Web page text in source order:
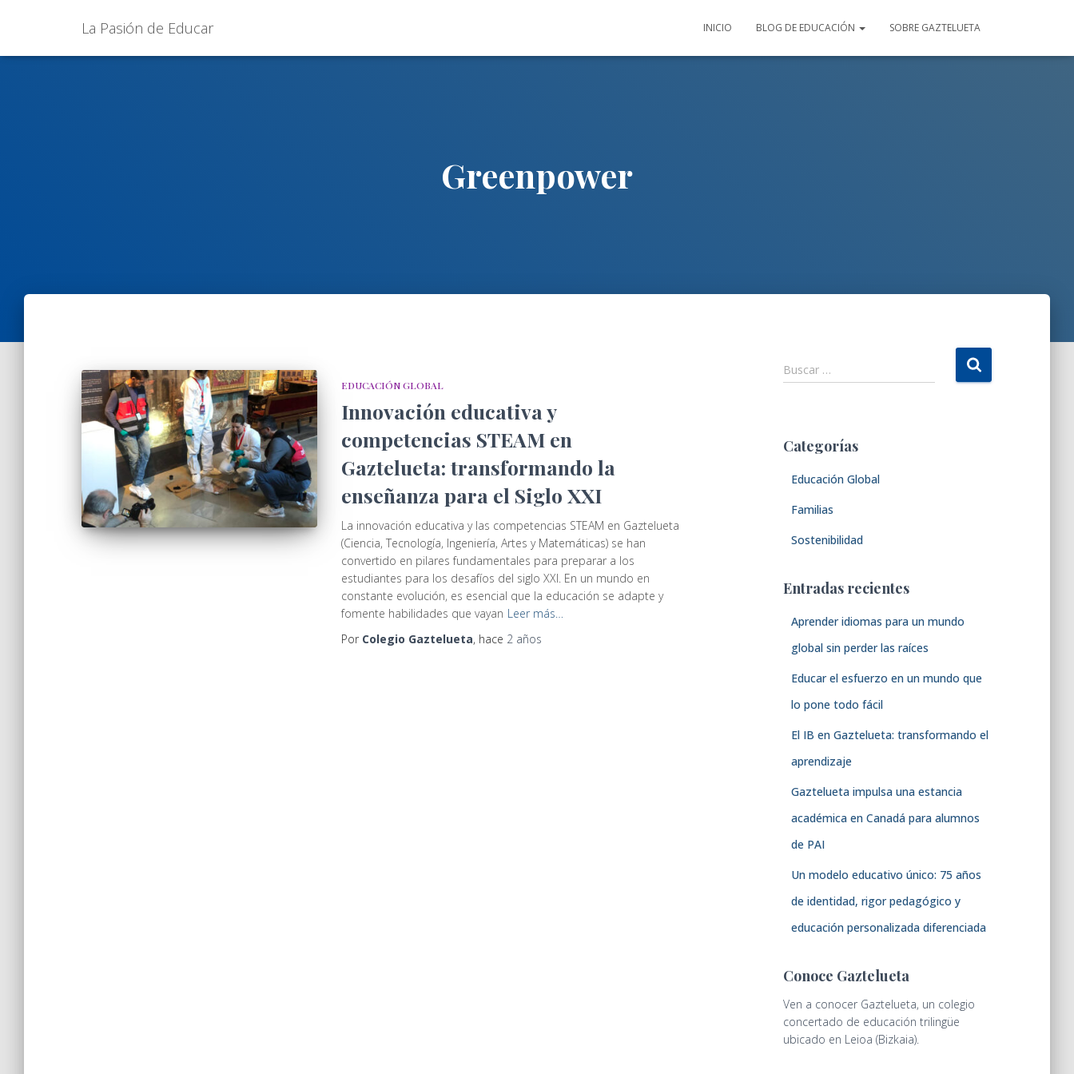
La Pasión de Educar INICIO BLOG DE EDUCACIÓN SOBRE GAZTELUETA
Greenpower
EDUCACIÓN GLOBAL
Innovación educativa y
competencias STEAM en
Gaztelueta: transformando la
enseñanza para el Siglo XXI
La innovación educativa y las competencias STEAM en Gaztelueta
(Ciencia, Tecnología, Ingeniería, Artes y Matemáticas) se han
convertido en pilares fundamentales para preparar a los
estudiantes para los desafíos del siglo XXI. En un mundo en
constante evolución, es esencial que la educación se adapte y
fomente habilidades que vayan Leer más…
Por Colegio Gaztelueta, hace 2 años
B
u
r
Buscar …
Categorías
Educación Global
Familias
Sostenibilidad
Entradas recientes
Aprender idiomas para un mundo
global sin perder las raíces
Educar el esfuerzo en un mundo que
lo pone todo fácil
El IB en Gaztelueta: transformando el
aprendizaje
Gaztelueta impulsa una estancia
académica en Canadá para alumnos
de PAI
Un modelo educativo único: 75 años
de identidad, rigor pedagógico y
educación personalizada diferenciada
Conoce Gaztelueta
Ven a conocer Gaztelueta, un colegio
concertado de educación trilingüe
ubicado en Leioa (Bizkaia).